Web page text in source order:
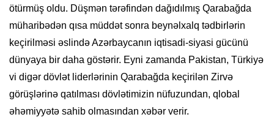
ötürmüş oldu. Düşmən tərəfindən dağıdılmış Qarabağda
müharibədən qısa müddət sonra beynəlxalq tədbirlərin
keçirilməsi əslində Azərbaycanın iqtisadi-siyasi gücünü
dünyaya bir daha göstərir. Eyni zamanda Pakistan, Türkiyə
vi digər dövlət liderlərinin Qarabağda keçirilən Zirvə
görüşlərinə qatılması dövlətimizin nüfuzundan, qlobal
əhəmiyyətə sahib olmasından xəbər verir.